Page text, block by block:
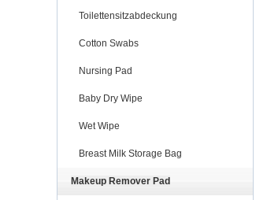
Toilettensitzabdeckung
Cotton Swabs
Nursing Pad
Baby Dry Wipe
Wet Wipe
Breast Milk Storage Bag
Makeup Remover Pad